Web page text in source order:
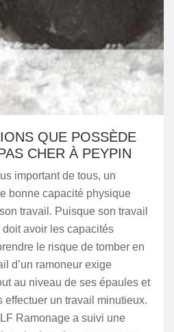
QUE POSSÈDE
CHER À PEYPIN
important de tous, un
bonne capacité physique
travail. Puisque son travail
avoir les capacités
le risque de tomber en
d’un ramoneur exige
au niveau de ses épaules et
effectuer un travail minutieux.
Ramonage a suivi une